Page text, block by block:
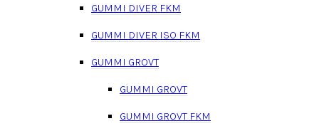
GUMMI DIVER FKM
GUMMI DIVER ISO FKM
GUMMI GROVT
GUMMI GROVT
GUMMI GROVT FKM